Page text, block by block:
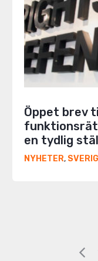
Öppet brev
en tydlig
NYHETER,